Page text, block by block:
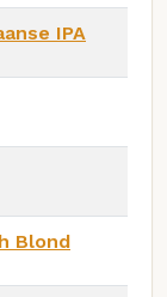
IPA
Blond